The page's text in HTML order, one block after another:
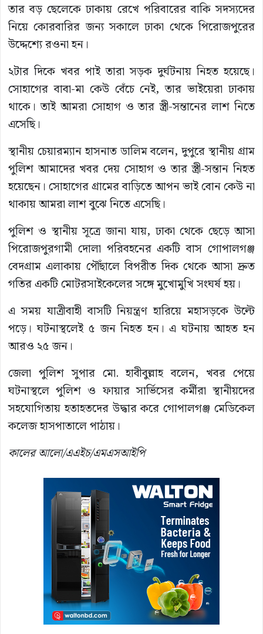
তার বড় ছেলেকে ঢাকায় রেখে পরিবারের বাকি সদস্যদের
নিয়ে কোরবারির জন্য সকালে ঢাকা থেকে পিরোজপুরের
উদ্দেশ্যে রওনা হন।
২টার দিকে খবর পাই তারা সড়ক দুর্ঘটনায় নিহত হয়েছে।
সোহাগের বাবা-মা কেউ বেঁচে নেই, তার ভাইয়েরা ঢাকায়
থাকে। তাই আমরা সোহাগ ও তার স্ত্রী-সন্তানের লাশ নিতে
এসেছি।
স্থানীয় চেয়ারম্যান হাসনাত ডালিম বলেন, দুপুরে স্থানীয় গ্রাম
পুলিশ আমাদের খবর দেয় সোহাগ ও তার স্ত্রী-সন্তান নিহত
হয়েছেন। সোহাগের গ্রামের বাড়িতে আপন ভাই বোন কেউ না
থাকায় আমরা লাশ বুঝে নিতে এসেছি।
পুলিশ ও স্থানীয় সূত্রে জানা যায়, ঢাকা থেকে ছেড়ে আসা
পিরোজপুরগামী দোলা পরিবহনের একটি বাস গোপালগঞ্জ
বেদগ্রাম এলাকায় পৌঁছালে বিপরীত দিক থেকে আসা দ্রুত
গতির একটি মোটরসাইকেলের সঙ্গে মুখোমুখি সংঘর্ষ হয়।
এ সময় যাত্রীবাহী বাসটি নিয়ন্ত্রণ হারিয়ে মহাসড়কে উল্টে
পড়ে। ঘটনাস্থলেই ৫ জন নিহত হন। এ ঘটনায় আহত হন
আরও ২৫ জন।
জেলা পুলিশ সুপার মো. হাবীবুল্লাহ বলেন, খবর পেয়ে
ঘটনাস্থলে পুলিশ ও ফায়ার সার্ভিসের কর্মীরা স্থানীয়দের
সহযোগিতায় হতাহতদের উদ্ধার করে গোপালগঞ্জ মেডিকেল
কলেজ হাসপাতালে পাঠায়।
কালের আলো/এএইচ/এমএসআইপি